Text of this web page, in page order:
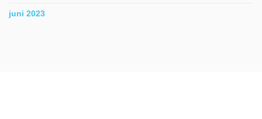
juni 2023